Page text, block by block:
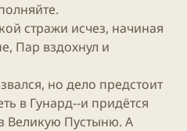
стражи исчез, начиная
Пар вздохнул и
но дело предстоит
в Гунард--и придётся
Великую Пустыню. А